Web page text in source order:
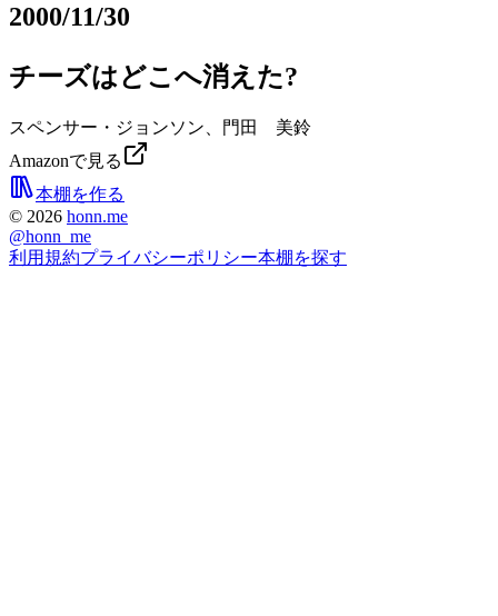
2000/11/30
チーズはどこへ消えた?
スペンサー・ジョンソン、門田 美鈴
Amazonで見る
本棚を作る
© 2026 honn.me
@honn_me
利用規約プライバシーポリシー本棚を探す